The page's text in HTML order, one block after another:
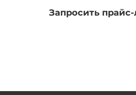
Запросить